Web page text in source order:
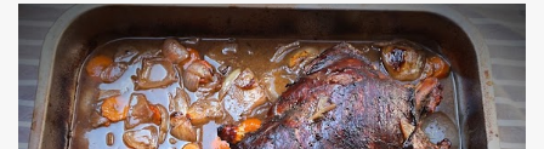
utilizarlo para otras recetas como tostas o picatostes.
INGREDIENTES para un Pan Casero: 850 Gr de Harina . 550 Gr de
Agua . Levadura de panadería, más o menos 50 Gr. ( preguntad en
la panadería que hay levaduras más potentes) Una cucharadita de
sal . RECETA para un Pan Casero: Mezclamos la harina con la sal y